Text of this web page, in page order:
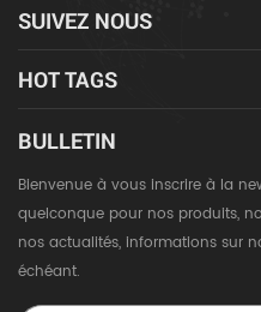
SUIVEZ NOUS
HOT TAGS
BULLETIN
Bienvenue à vous inscrire à la
quelconque pour nos produits,
nos actualités, informations sur
échéant.